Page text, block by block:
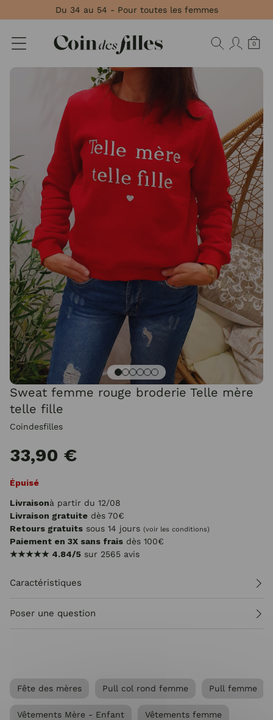
Du 34 au 54 - Pour toutes les femmes
0
Sweat femme rouge broderie Telle mère
telle fille
Coindesfilles
33,90 €
Épuisé
Livraisonà partir du 12/08
Livraison gratuite dès 70€
Retours gratuits sous 14 jours (voir les conditions)
Paiement en 3X sans frais dès 100€
★★★★★ 4.84/5 sur 2565 avis
Caractéristiques
Poser une question
Fête des mères Pull col rond femme Pull femme
Vêtements Mère - Enfant Vêtements femme
Panneau de gestion des cookies